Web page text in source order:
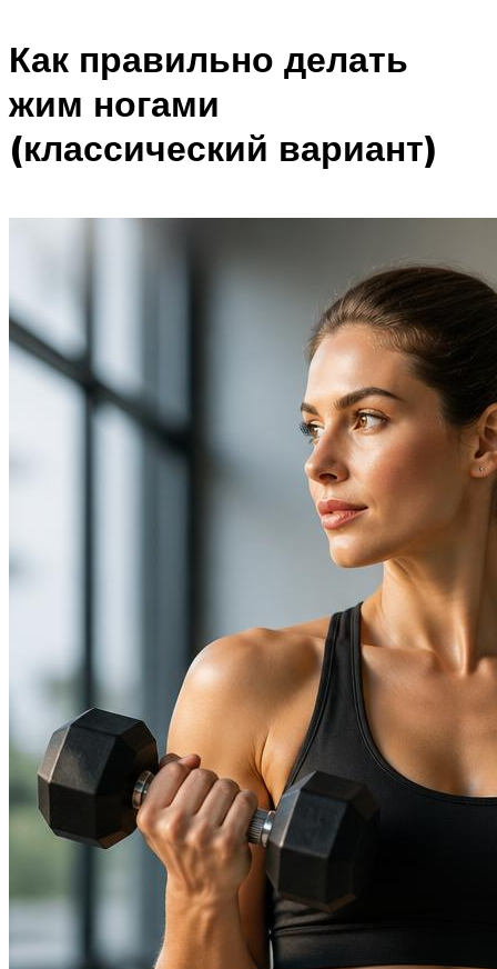
Как правильно делать
жим ногами
(классический вариант)